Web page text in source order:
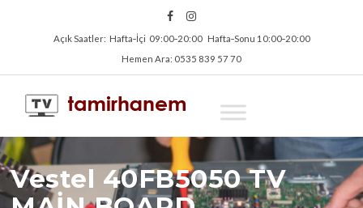
Açık Saatler: Hafta‑İçi 09:00‑20:00 Hafta‑Sonu 10:00‑20:00
Hemen Ara: 0535 839 57 70
Vestel 40FB5050 TV